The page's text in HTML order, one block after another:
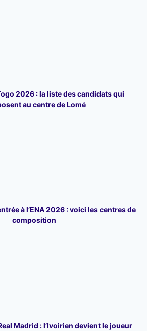
2026 : la liste des candidats qui
au centre de Lomé
à l’ENA 2026 : voici les centres de
composition
Madrid : l’Ivoirien devient le joueur